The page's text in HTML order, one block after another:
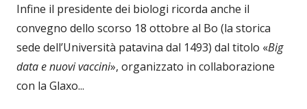
Infine il presidente dei biologi ricorda anche il
convegno dello scorso 18 ottobre al Bo (la storica
sede dell’Università patavina dal 1493) dal titolo «Big
data e nuovi vaccini», organizzato in collaborazione
con la Glaxo...